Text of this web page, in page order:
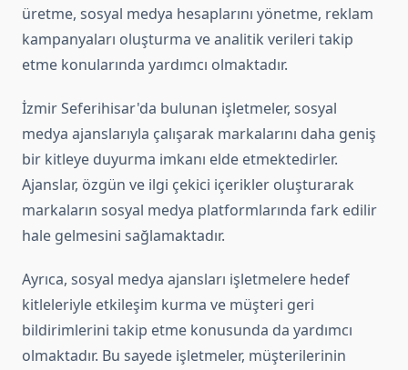
üretme, sosyal medya hesaplarını yönetme, reklam
kampanyaları oluşturma ve analitik verileri takip
etme konularında yardımcı olmaktadır.
İzmir Seferihisar'da bulunan işletmeler, sosyal
medya ajanslarıyla çalışarak markalarını daha geniş
bir kitleye duyurma imkanı elde etmektedirler.
Ajanslar, özgün ve ilgi çekici içerikler oluşturarak
markaların sosyal medya platformlarında fark edilir
hale gelmesini sağlamaktadır.
Ayrıca, sosyal medya ajansları işletmelere hedef
kitleleriyle etkileşim kurma ve müşteri geri
bildirimlerini takip etme konusunda da yardımcı
olmaktadır. Bu sayede işletmeler, müşterilerinin